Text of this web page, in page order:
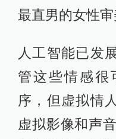
最直男的女性审
人工智能已发
管这些情感很
序，但虚拟情
虚拟影像和声